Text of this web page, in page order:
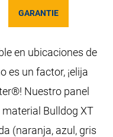
GARANTIE
en ubicaciones de
es un factor, ¡elija
Nuestro panel
Bulldog XT
(naranja, azul, gris